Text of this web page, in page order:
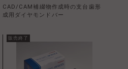
CAD/CAM補綴物作成時の支台歯形
成用ダイヤモンドバー
販売終了